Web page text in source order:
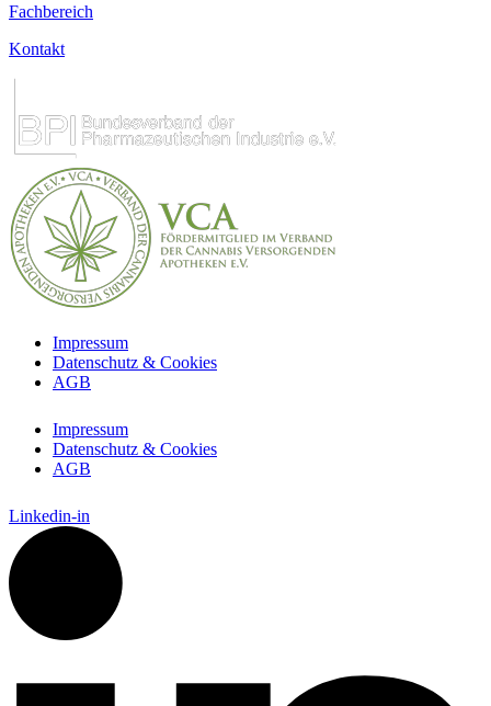
Fachbereich
Kontakt
Impressum
Datenschutz & Cookies
AGB
Impressum
Datenschutz & Cookies
AGB
Linkedin-in